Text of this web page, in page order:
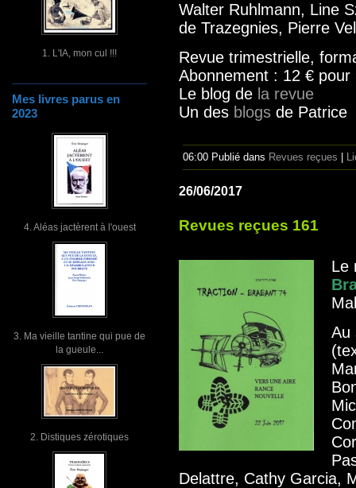
1. L'IA, mon cul !!!
Mes livres parus en
2023
4. Aléas jactèrent à l'ouest
3. Ma vieille tantine qui pue de
la gueule...
2. Distiques zérotiques
Walter Ruhlmann, Line
de Trazegnies, Pierre
Revue trimestrielle,
Abonnement : 12 € pour
Le blog de la revue
Un des blogs de Patrice
06:00 Publié dans Revues reçues
26/06/2017
Revues reçues 161
Le
Au
Delattre, Cathy Garcia,